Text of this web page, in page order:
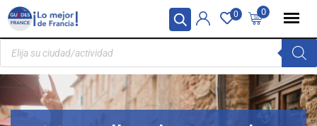
Panel de gestión de cookies 0
0